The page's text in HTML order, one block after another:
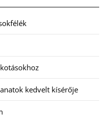
kedvelt kísérője